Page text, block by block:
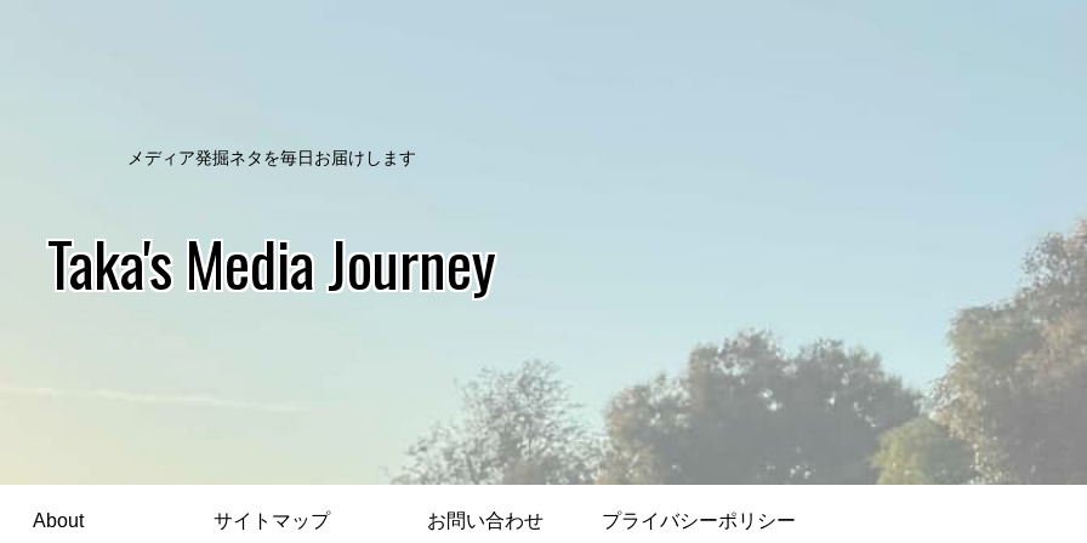
メディア発掘ネタを毎日お届けします
Taka's Media Journey
About サイトマップ お問い合わせ プライバシーポリシー